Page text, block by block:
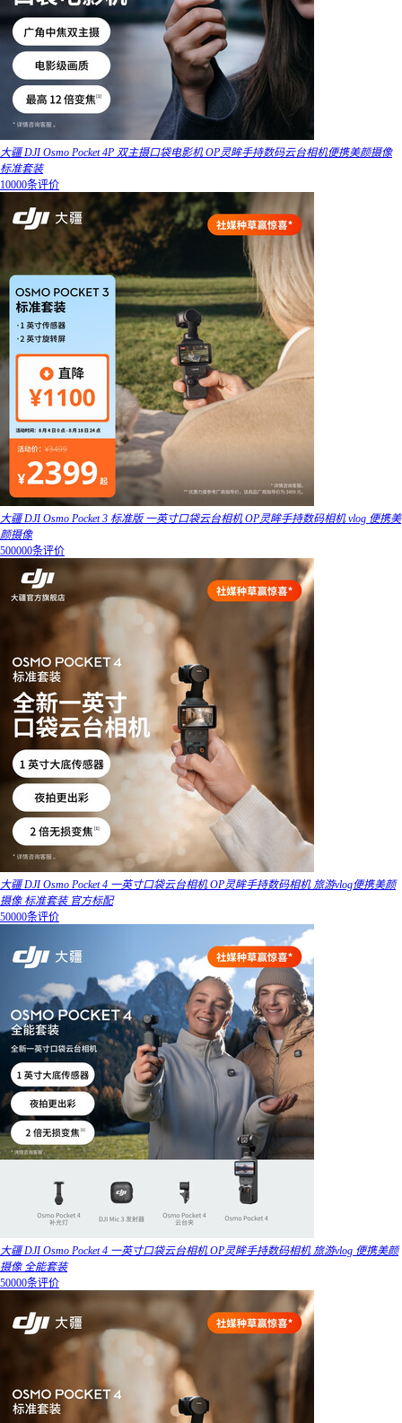
大疆 DJI Osmo Pocket 4P 双主摄口袋电影机 OP灵眸手持数码云台相机便携美颜摄像
标准套装
10000条评价
大疆 DJI Osmo Pocket 3 标准版 一英寸口袋云台相机 OP灵眸手持数码相机 vlog 便携美
颜摄像
500000条评价
大疆 DJI Osmo Pocket 4 一英寸口袋云台相机 OP灵眸手持数码相机 旅游vlog便携美颜
摄像 标准套装 官方标配
50000条评价
大疆 DJI Osmo Pocket 4 一英寸口袋云台相机 OP灵眸手持数码相机 旅游vlog 便携美颜
摄像 全能套装
50000条评价